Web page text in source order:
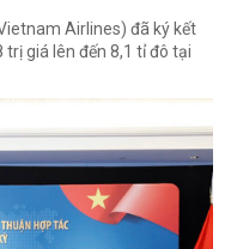
Airlines) đã ký kết
giá lên đến 8,1 tỉ đô tại